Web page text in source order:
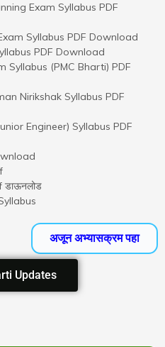
Exam Syllabus PDF
Syllabus PDF Download
PDF Download
Syllabus (PMC Bharti) PDF
Nirikshak Syllabus PDF
Engineer) Syllabus PDF
डाऊनलोड
अजून अभ्यासक्रम पहा
Updates